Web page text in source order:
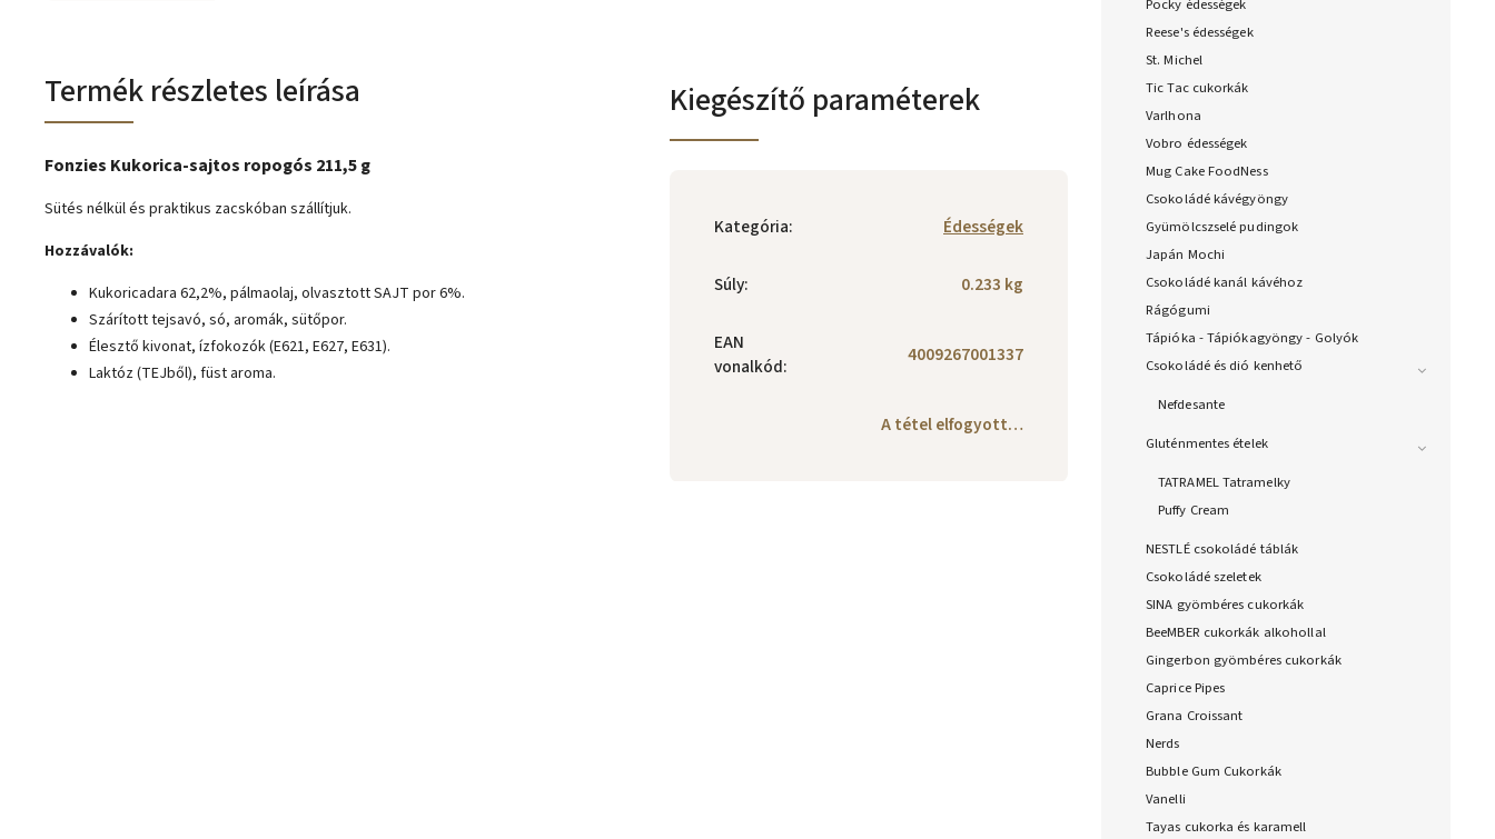
Pocky édességek
Reese's édességek
St. Michel
Tic Tac cukorkák
Varlhona
Vobro édességek
Mug Cake FoodNess
Csokoládé kávégyöngy
Gyümölcszselé pudingok
Japán Mochi
Csokoládé kanál kávéhoz
Rágógumi
Tápióka - Tápiókagyöngy - Golyók
Csokoládé és dió kenhető
Nefdesante
Gluténmentes ételek
TATRAMEL Tatramelky
Puffy Cream
NESTLÉ csokoládé táblák
Csokoládé szeletek
SINA gyömbéres cukorkák
BeeMBER cukorkák alkohollal
Gingerbon gyömbéres cukorkák
Caprice Pipes
Grana Croissant
Nerds
Bubble Gum Cukorkák
Vanelli
Tayas cukorka és karamell
Termék részletes leírása
Fonzies Kukorica-sajtos ropogós 211,5 g
Sütés nélkül és praktikus zacskóban szállítjuk.
Hozzávalók:
Kukoricadara 62,2%, pálmaolaj, olvasztott SAJT por 6%.
Szárított tejsavó, só, aromák, sütőpor.
Élesztő kivonat, ízfokozók (E621, E627, E631).
Laktóz (TEJből), füst aroma.
Kiegészítő paraméterek
Kategória: Édességek
Súly: 0.233 kg
EAN
vonalkód: 4009267001337
A tétel elfogyott…